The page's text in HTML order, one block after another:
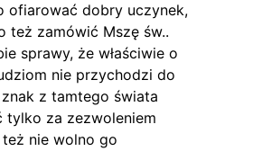
ofiarować dobry uczynek,
też zamówić Mszę św..
sprawy, że właściwie o
nie przychodzi do
z tamtego świata
tylko za zezwoleniem
nie wolno go